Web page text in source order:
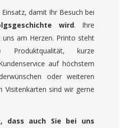
damit Ihr Besuch bei
wird. Ihre
uns am Herzen. Printo steht
Produktqualität, kurze
auf höchstem
oder weiteren
Visitenkarten sind wir gerne
dass auch Sie bei uns